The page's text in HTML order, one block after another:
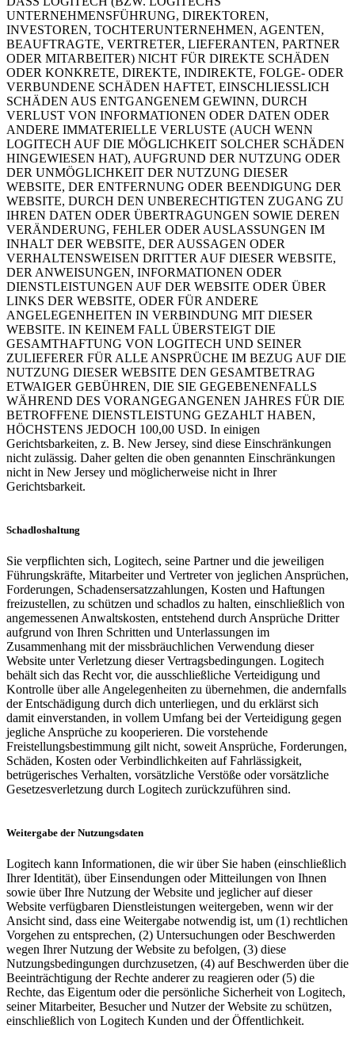
UNTERNEHMENSFÜHRUNG, DIREKTOREN,
INVESTOREN, TOCHTERUNTERNEHMEN, AGENTEN,
BEAUFTRAGTE, VERTRETER, LIEFERANTEN, PARTNER
ODER MITARBEITER) NICHT FÜR DIREKTE SCHÄDEN
ODER KONKRETE, DIREKTE, INDIREKTE, FOLGE- ODER
VERBUNDENE SCHÄDEN HAFTET, EINSCHLIESSLICH
SCHÄDEN AUS ENTGANGENEM GEWINN, DURCH
VERLUST VON INFORMATIONEN ODER DATEN ODER
ANDERE IMMATERIELLE VERLUSTE (AUCH WENN
LOGITECH AUF DIE MÖGLICHKEIT SOLCHER SCHÄDEN
HINGEWIESEN HAT), AUFGRUND DER NUTZUNG ODER
DER UNMÖGLICHKEIT DER NUTZUNG DIESER
WEBSITE, DER ENTFERNUNG ODER BEENDIGUNG DER
WEBSITE, DURCH DEN UNBERECHTIGTEN ZUGANG ZU
IHREN DATEN ODER ÜBERTRAGUNGEN SOWIE DEREN
VERÄNDERUNG, FEHLER ODER AUSLASSUNGEN IM
INHALT DER WEBSITE, DER AUSSAGEN ODER
VERHALTENSWEISEN DRITTER AUF DIESER WEBSITE,
DER ANWEISUNGEN, INFORMATIONEN ODER
DIENSTLEISTUNGEN AUF DER WEBSITE ODER ÜBER
LINKS DER WEBSITE, ODER FÜR ANDERE
ANGELEGENHEITEN IN VERBINDUNG MIT DIESER
WEBSITE. IN KEINEM FALL ÜBERSTEIGT DIE
GESAMTHAFTUNG VON LOGITECH UND SEINER
ZULIEFERER FÜR ALLE ANSPRÜCHE IM BEZUG AUF DIE
NUTZUNG DIESER WEBSITE DEN GESAMTBETRAG
ETWAIGER GEBÜHREN, DIE SIE GEGEBENENFALLS
WÄHREND DES VORANGEGANGENEN JAHRES FÜR DIE
BETROFFENE DIENSTLEISTUNG GEZAHLT HABEN,
HÖCHSTENS JEDOCH 100,00 USD. In einigen
Gerichtsbarkeiten, z. B. New Jersey, sind diese Einschränkungen
nicht zulässig. Daher gelten die oben genannten Einschränkungen
nicht in New Jersey und möglicherweise nicht in Ihrer
Gerichtsbarkeit.
Schadloshaltung
Sie verpflichten sich, Logitech, seine Partner und die jeweiligen
Führungskräfte, Mitarbeiter und Vertreter von jeglichen Ansprüchen,
Forderungen, Schadensersatzzahlungen, Kosten und Haftungen
freizustellen, zu schützen und schadlos zu halten, einschließlich von
angemessenen Anwaltskosten, entstehend durch Ansprüche Dritter
aufgrund von Ihren Schritten und Unterlassungen im
Zusammenhang mit der missbräuchlichen Verwendung dieser
Website unter Verletzung dieser Vertragsbedingungen. Logitech
behält sich das Recht vor, die ausschließliche Verteidigung und
Kontrolle über alle Angelegenheiten zu übernehmen, die andernfalls
der Entschädigung durch dich unterliegen, und du erklärst sich
damit einverstanden, in vollem Umfang bei der Verteidigung gegen
jegliche Ansprüche zu kooperieren. Die vorstehende
Freistellungsbestimmung gilt nicht, soweit Ansprüche, Forderungen,
Schäden, Kosten oder Verbindlichkeiten auf Fahrlässigkeit,
betrügerisches Verhalten, vorsätzliche Verstöße oder vorsätzliche
Gesetzesverletzung durch Logitech zurückzuführen sind.
Weitergabe der Nutzungsdaten
Logitech kann Informationen, die wir über Sie haben (einschließlich
Ihrer Identität), über Einsendungen oder Mitteilungen von Ihnen
sowie über Ihre Nutzung der Website und jeglicher auf dieser
Website verfügbaren Dienstleistungen weitergeben, wenn wir der
Ansicht sind, dass eine Weitergabe notwendig ist, um (1) rechtlichen
Vorgehen zu entsprechen, (2) Untersuchungen oder Beschwerden
wegen Ihrer Nutzung der Website zu befolgen, (3) diese
Nutzungsbedingungen durchzusetzen, (4) auf Beschwerden über die
Beeinträchtigung der Rechte anderer zu reagieren oder (5) die
Rechte, das Eigentum oder die persönliche Sicherheit von Logitech,
seiner Mitarbeiter, Besucher und Nutzer der Website zu schützen,
einschließlich von Logitech Kunden und der Öffentlichkeit.